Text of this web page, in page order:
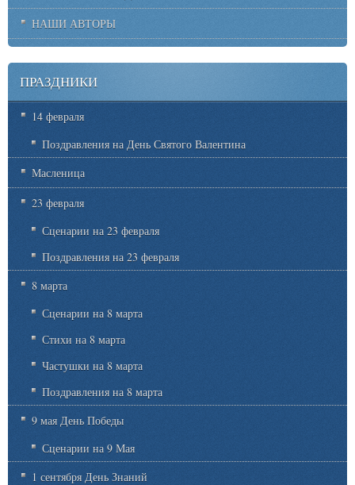
НАШИ АВТОРЫ
ПРАЗДНИКИ
14 февраля
Поздравления на День Святого Валентина
Масленица
23 февраля
Сценарии на 23 февраля
Поздравления на 23 февраля
8 марта
Сценарии на 8 марта
Стихи на 8 марта
Частушки на 8 марта
Поздравления на 8 марта
9 мая День Победы
Сценарии на 9 Мая
1 сентября День Знаний